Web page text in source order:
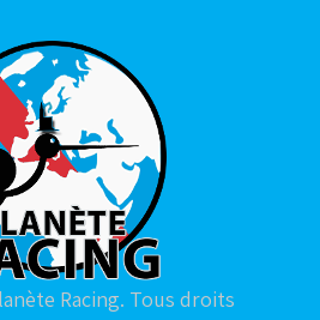
Racing. Tous droits